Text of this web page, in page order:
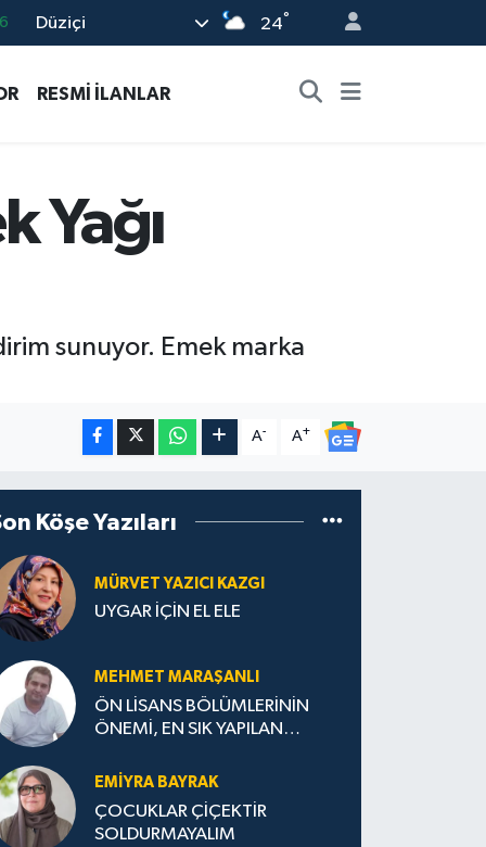
Düziçi 24°
RESMİ İLANLAR
Yağı
sunuyor. Emek marka
A- A+
Köşe Yazıları
MÜRVET YAZICI KAZGI
UYGAR İÇİN EL ELE
MEHMET MARAŞANLI
ÖN LİSANS BÖLÜMLERİNİN
ÖNEMİ, EN SIK YAPILAN
STRATEJİLERİ
EMIYRA BAYRAK
ÇOCUKLAR ÇİÇEKTİR
SOLDURMAYALIM